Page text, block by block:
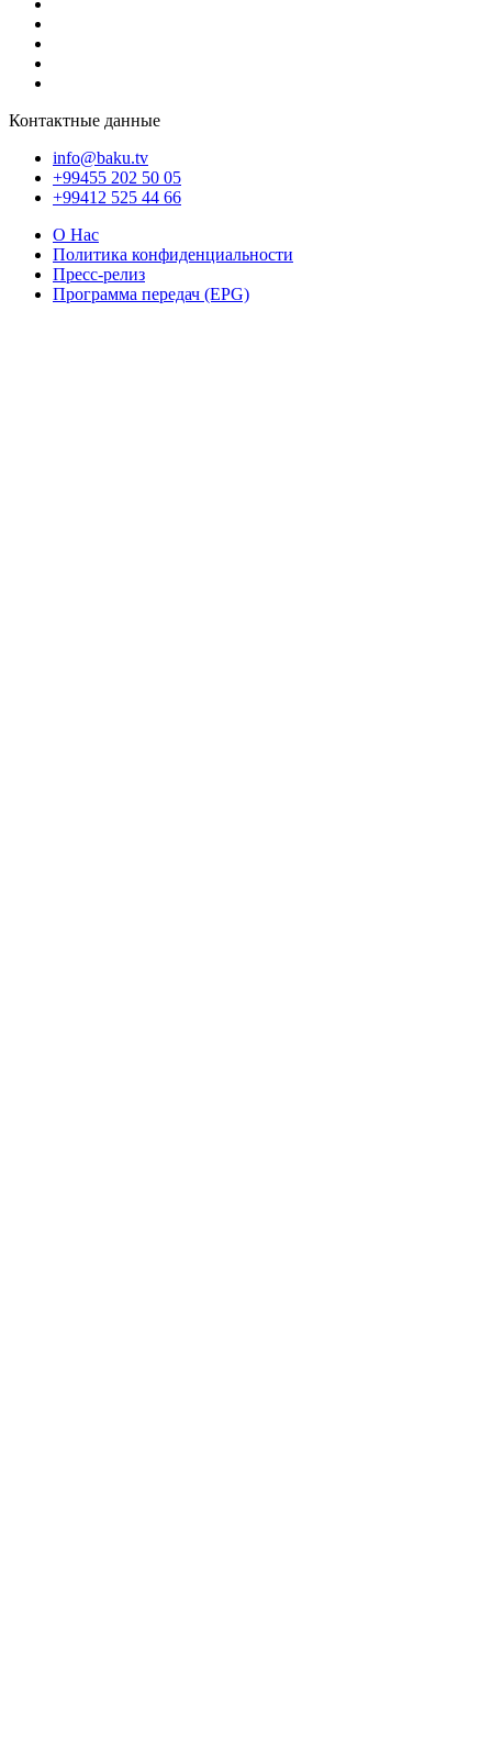
Контактные данные
info@baku.tv
+99455 202 50 05
+99412 525 44 66
О Нас
Политика конфиденциальности
Пресс-релиз
Программа передач (EPG)